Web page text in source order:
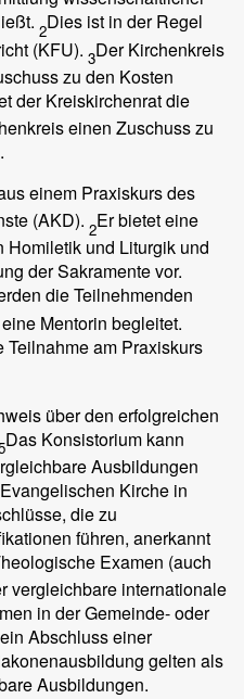
2Dies ist in der Regel
(KFU). 3Der Kirchenkreis
zu den Kosten
der Kreiskirchenrat die
einen Zuschuss zu
einem Praxiskurs des
(AKD). 2Er bietet eine
Homiletik und Liturgik und
der Sakramente vor.
die Teilnehmenden
Mentorin begleitet.
Teilnahme am Praxiskurs
über den erfolgreichen
Das Konsistorium kann
Ausbildungen
Kirche in
die zu
führen, anerkannt
Examen (auch
vergleichbare internationale
in der Gemeinde- oder
Abschluss einer
gelten als
Ausbildungen.